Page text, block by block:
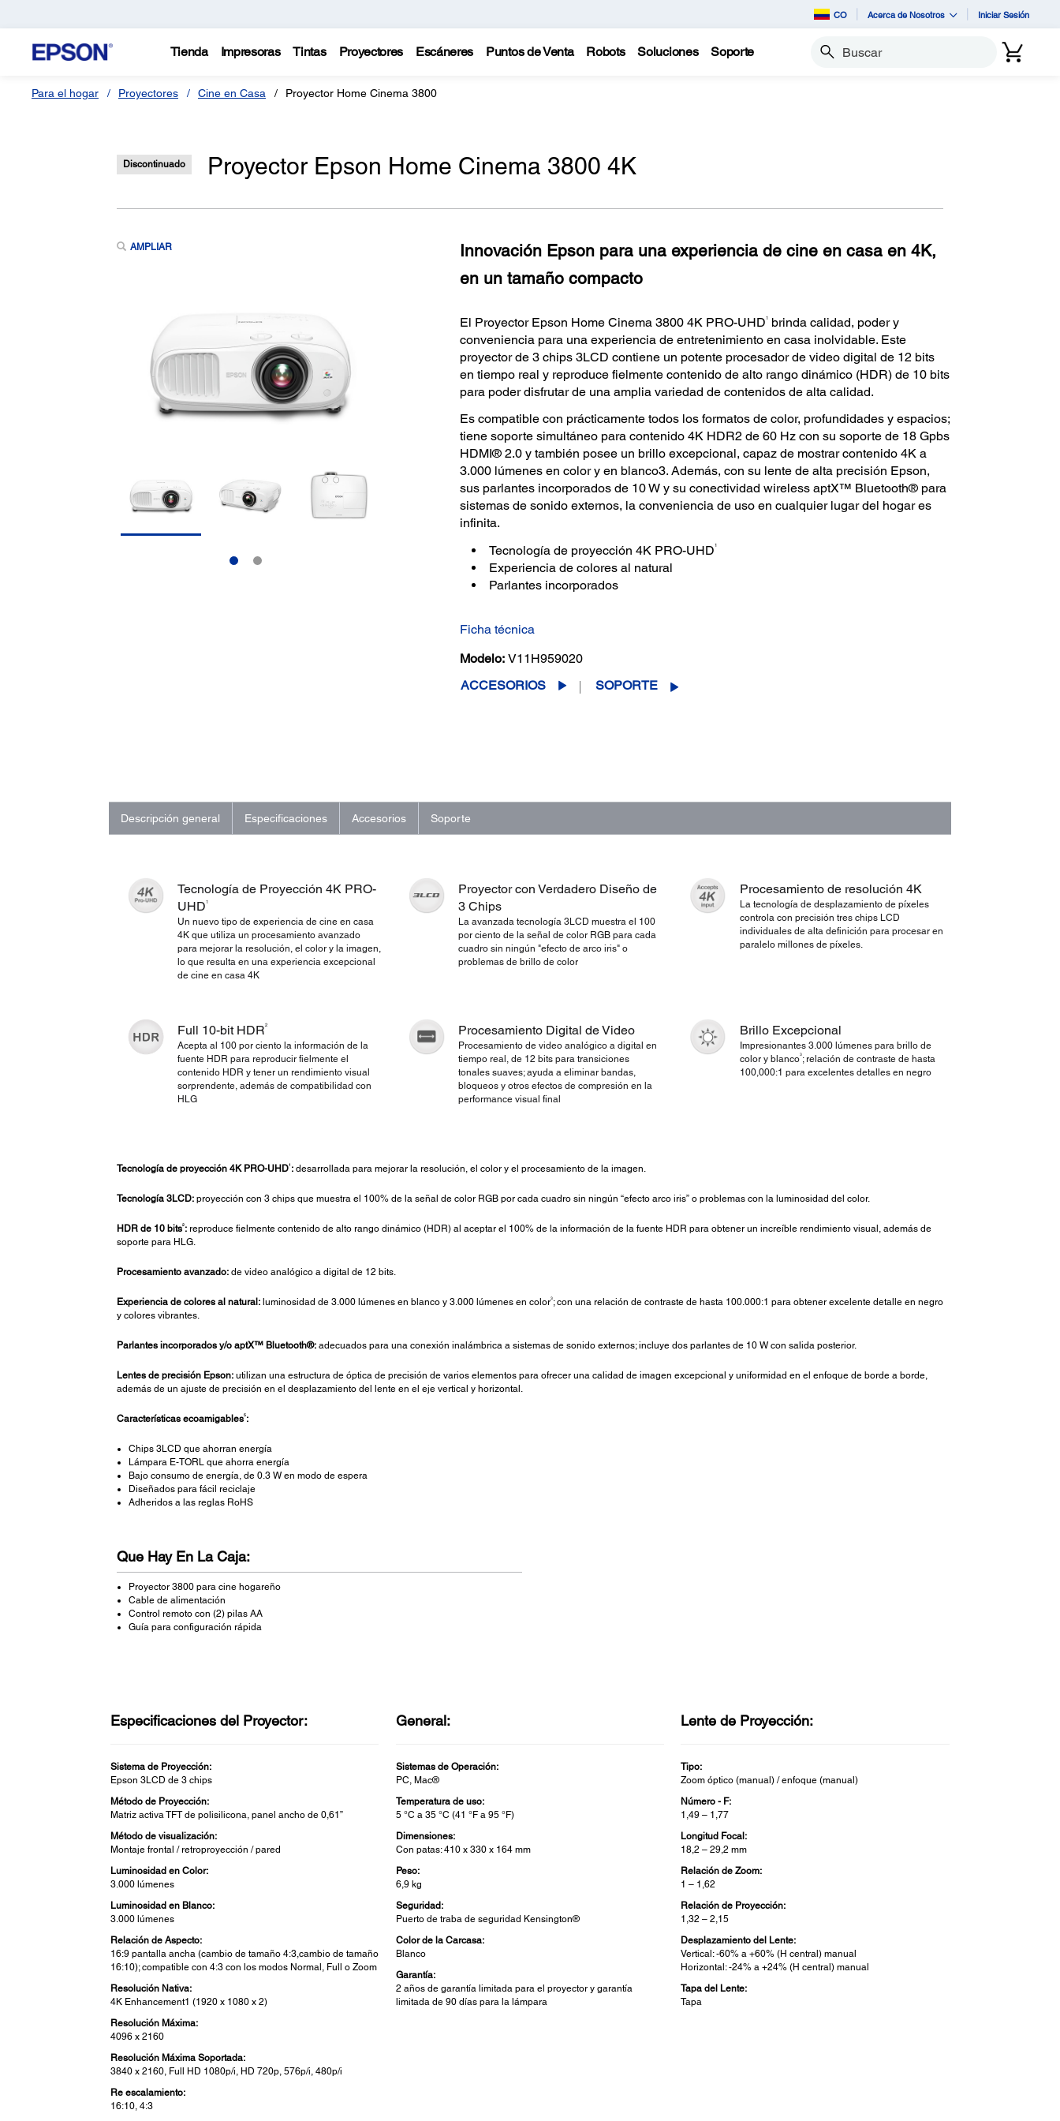
CO Acerca de Nosotros Iniciar Sesión
Tienda Impresoras Tintas Proyectores Escáneres Puntos de Venta Robots Soluciones Soporte Buscar
Para el hogar Proyectores Cine en Casa Proyector Home Cinema 3800
Discontinuado Proyector Epson Home Cinema 3800 4K
AMPLIAR
Innovación Epson para una experiencia de cine en casa en 4K,
en un tamaño compacto
El Proyector Epson Home Cinema 3800 4K PRO-UHD1brinda calidad, poder y
conveniencia para una experiencia de entretenimiento en casa inolvidable. Este
proyector de 3 chips 3LCD contiene un potente procesador de video digital de 12 bits
en tiempo real y reproduce fielmente contenido de alto rango dinámico (HDR) de 10 bits
para poder disfrutar de una amplia variedad de contenidos de alta calidad.
Es compatible con prácticamente todos los formatos de color, profundidades y espacios;
tiene soporte simultáneo para contenido 4K HDR2 de 60 Hz con su soporte de 18 Gpbs
HDMI® 2.0 y también posee un brillo excepcional, capaz de mostrar contenido 4K a
3.000 lúmenes en color y en blanco3. Además, con su lente de alta precisión Epson,
sus parlantes incorporados de 10 W y su conectividad wireless aptX™ Bluetooth® para
sistemas de sonido externos, la conveniencia de uso en cualquier lugar del hogar es
infinita.
Tecnología de proyección 4K PRO-UHD1
Experiencia de colores al natural
Parlantes incorporados
Ficha técnica
Modelo: V11H959020
ACCESORIOS
SOPORTE
Descripción general Especificaciones Accesorios Soporte
Tecnología de Proyección 4K PRO-
UHD1
Un nuevo tipo de experiencia de cine en casa
4K que utiliza un procesamiento avanzado
para mejorar la resolución, el color y la imagen,
lo que resulta en una experiencia excepcional
de cine en casa 4K
Proyector con Verdadero Diseño de
3 Chips
La avanzada tecnología 3LCD muestra el 100
por ciento de la señal de color RGB para cada
cuadro sin ningún "efecto de arco iris" o
problemas de brillo de color
Procesamiento de resolución 4K
La tecnología de desplazamiento de píxeles
controla con precisión tres chips LCD
individuales de alta definición para procesar en
paralelo millones de píxeles.
Full 10-bit HDR2
Acepta al 100 por ciento la información de la
fuente HDR para reproducir fielmente el
contenido HDR y tener un rendimiento visual
sorprendente, además de compatibilidad con
HLG
Procesamiento Digital de Video
Procesamiento de video analógico a digital en
tiempo real, de 12 bits para transiciones
tonales suaves; ayuda a eliminar bandas,
bloqueos y otros efectos de compresión en la
performance visual final
Brillo Excepcional
Impresionantes 3.000 lúmenes para brillo de
color y blanco3; relación de contraste de hasta
100,000:1 para excelentes detalles en negro
Tecnología de proyección 4K PRO-UHD1 :desarrollada para mejorar la resolución, el color y el procesamiento de la imagen.
Tecnología 3LCD:proyección con 3 chips que muestra el 100% de la señal de color RGB por cada cuadro sin ningún “efecto arco iris” o problemas con la luminosidad del color.
HDR de 10 bits2:reproduce fielmente contenido de alto rango dinámico (HDR) al aceptar el 100% de la información de la fuente HDR para obtener un increíble rendimiento visual, además de
soporte para HLG.
Procesamiento avanzado:de video analógico a digital de 12 bits.
Experiencia de colores al natural:luminosidad de 3.000 lúmenes en blanco y 3.000 lúmenes en color3; con una relación de contraste de hasta 100.000:1 para obtener excelente detalle en negro
y colores vibrantes.
Parlantes incorporados y/o aptX™ Bluetooth®:adecuados para una conexión inalámbrica a sistemas de sonido externos; incluye dos parlantes de 10 W con salida posterior.
Lentes de precisión Epson:utilizan una estructura de óptica de precisión de varios elementos para ofrecer una calidad de imagen excepcional y uniformidad en el enfoque de borde a borde,
además de un ajuste de precisión en el desplazamiento del lente en el eje vertical y horizontal.
Características ecoamigables5:
Chips 3LCD que ahorran energía
Lámpara E-TORL que ahorra energía
Bajo consumo de energía, de 0.3 W en modo de espera
Diseñados para fácil reciclaje
Adheridos a las reglas RoHS
Que Hay En La Caja:
Proyector 3800 para cine hogareño
Cable de alimentación
Control remoto con (2) pilas AA
Guía para configuración rápida
Especificaciones del Proyector:
Sistema de Proyección:
Epson 3LCD de 3 chips
Método de Proyección:
Matriz activa TFT de polisilicona, panel ancho de 0,61”
Método de visualización:
Montaje frontal / retroproyección / pared
Luminosidad en Color:
3.000 lúmenes
Luminosidad en Blanco:
3.000 lúmenes
Relación de Aspecto:
16:9 pantalla ancha (cambio de tamaño 4:3,cambio de tamaño
16:10); compatible con 4:3 con los modos Normal, Full o Zoom
Resolución Nativa:
4K Enhancement1 (1920 x 1080 x 2)
Resolución Máxima:
4096 x 2160
Resolución Máxima Soportada:
3840 x 2160, Full HD 1080p/i, HD 720p, 576p/i, 480p/i
Re escalamiento:
16:10, 4:3
General:
Sistemas de Operación:
PC, Mac®
Temperatura de uso:
5 °C a 35 °C (41 °F a 95 °F)
Dimensiones:
Con patas: 410 x 330 x 164 mm
Peso:
6,9 kg
Seguridad:
Puerto de traba de seguridad Kensington®
Color de la Carcasa:
Blanco
Garantía:
2 años de garantía limitada para el proyector y garantía
limitada de 90 días para la lámpara
Lente de Proyección:
Tipo:
Zoom óptico (manual) / enfoque (manual)
Número - F:
1,49 – 1,77
Longitud Focal:
18,2 – 29,2 mm
Relación de Zoom:
1 – 1,62
Relación de Proyección:
1,32 – 2,15
Desplazamiento del Lente:
Vertical: -60% a +60% (H central) manual
Horizontal: -24% a +24% (H central) manual
Tapa del Lente:
Tapa